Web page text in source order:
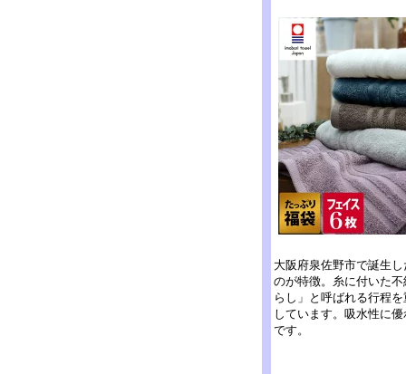
大阪府泉佐野市で誕生し
のが特徴。糸に付いた
らし」と呼ばれる行程
しています。吸水性に
です。